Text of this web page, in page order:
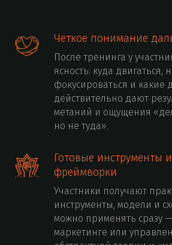
Чёткое понимание
После тренинга у
ясность: куда двигаться,
фокусироваться и какие
действительно дают
метаний и ощущения
но не туда».
Готовые инструменты
фреймворки
Участники получают
инструменты, модели и
можно применять сразу
маркетинге или